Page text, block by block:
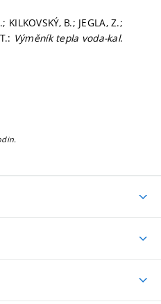
KILKOVSKÝ, B.; JEGLA, Z.;
Výměník tepla voda-kal.